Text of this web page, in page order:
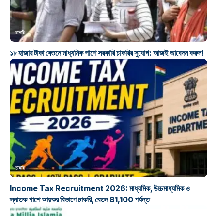
চাকরি
১৮ হাজার টাকা বেতনে মাধ্যমিক পাশে সরকারি চাকরির সুযোগ: আজই আবেদন করুন!
চাকরি
Income Tax Recruitment 2026: মাধ্যমিক, উচ্চমাধ্যমিক ও
স্নাতক পাশে আয়কর বিভাগে চাকরি, বেতন 81,100 পর্যন্ত